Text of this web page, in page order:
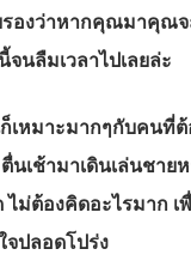
องว่าหากคุณมาคุณจ
จนลืมเวลาไปเลยล่ะ
เหมาะมากๆกับคนที่ต้
นเช้ามาเดินเล่นชาย
ไม่ต้องคิดอะไรมาก เ
จปลอดโปร่ง